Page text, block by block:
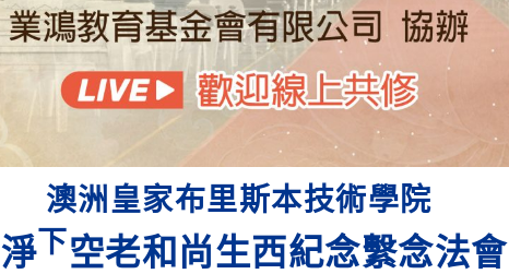
澳洲皇家布里斯本技術學院
淨下空老和尚生西紀念繫念法會